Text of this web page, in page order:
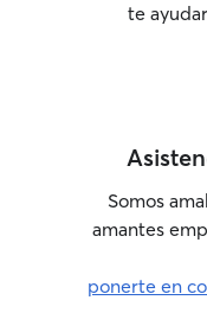
te
Somos
amantes
ponerte en